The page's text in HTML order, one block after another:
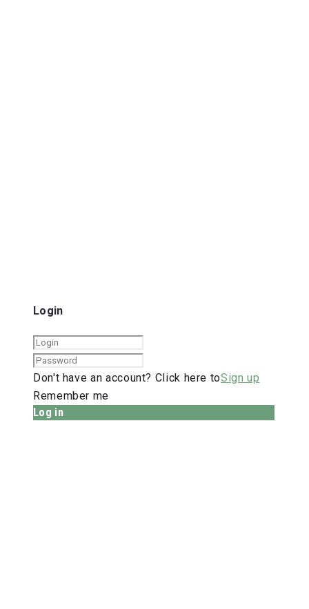
Login
Don't have an account? Click here toSign up
Remember me
Log in